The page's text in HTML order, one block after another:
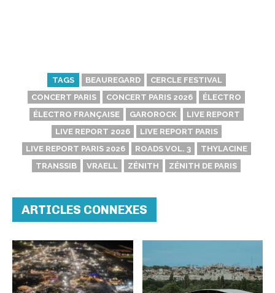
TAGS BEAUREGARD
CERCLE FESTIVAL
CONCERT PARIS
CONCERT PARIS 2026
ÉLECTRO
ÉLECTRO FRANÇAISE
GAROROCK
LIVE REPORT
LIVE REPORT 2026
LIVE REPORT PARIS
LIVE REPORT PARIS 2026
ROADS VOL. 3
THYLACINE
TRANSSIB
VRAELL ZÉNITH ZÉNITH DE PARIS
ARTICLES CONNEXES